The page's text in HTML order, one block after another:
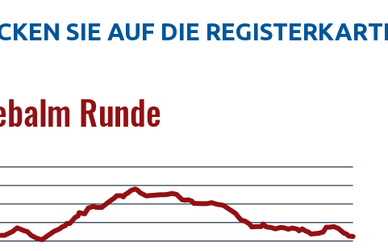
SIE AUF DIE